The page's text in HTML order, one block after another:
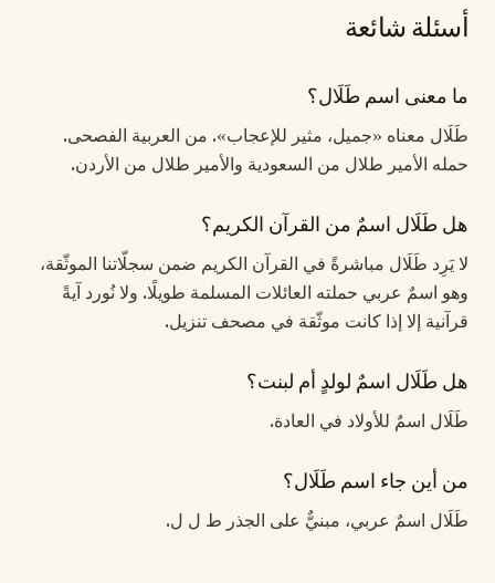
أسئلة شائعة
ما معنى اسم طَلَال؟
طَلَال معناه «جميل، مثير للإعجاب». من العربية الفصحى.
حمله الأمير طلال من السعودية والأمير طلال من الأردن.
هل طَلَال اسمٌ من القرآن الكريم؟
لا يَرِد طَلَال مباشرةً في القرآن الكريم ضمن سجلّاتنا الموثّقة،
وهو اسمٌ عربي حملته العائلات المسلمة طويلًا. ولا نُورد آيةً
قرآنية إلا إذا كانت موثّقة في مصحف تنزيل.
هل طَلَال اسمٌ لولدٍ أم لبنت؟
طَلَال اسمٌ للأولاد في العادة.
من أين جاء اسم طَلَال؟
طَلَال اسمٌ عربي، مبنيٌّ على الجذر ط ل ل.